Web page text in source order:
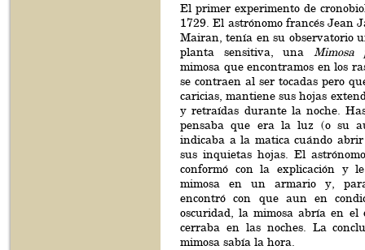
El primer experimento de
1729. El astrónomo francés Jean
Mairan, tenía en su observatorio
planta sensitiva, una Mimosa
mimosa que encontramos en los
se contraen al ser tocadas pero
caricias, mantiene sus hojas
y retraídas durante la noche.
pensaba que era la luz (o su
indicaba a la matica cuándo
sus inquietas hojas. El
conformó con la explicación y
mimosa en un armario y,
encontró con que aun en
oscuridad, la mimosa abría en el
cerraba en las noches. La
mimosa sabía la hora.